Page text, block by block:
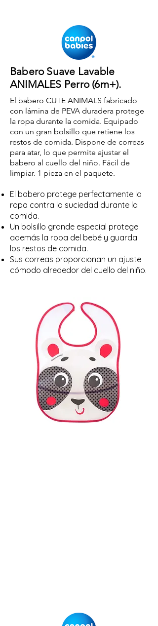
Babero Suave Lavable
ANIMALES Perro (6m+).
El babero CUTE ANIMALS fabricado
con lámina de PEVA duradera protege
la ropa durante la comida. Equipado
con un gran bolsillo que retiene los
restos de comida. Dispone de correas
para atar, lo que permite ajustar el
babero al cuello del niño. Fácil de
limpiar. 1 pieza en el paquete.
El babero protege perfectamente la
ropa contra la suciedad durante la
comida.
Un bolsillo grande especial protege
además la ropa del bebé y guarda
los restos de comida.
Sus correas proporcionan un ajuste
cómodo alrededor del cuello del niño.